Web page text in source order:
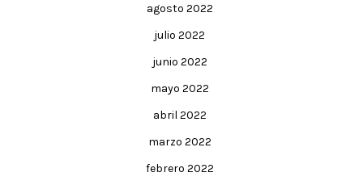
agosto 2022
julio 2022
junio 2022
mayo 2022
abril 2022
marzo 2022
febrero 2022